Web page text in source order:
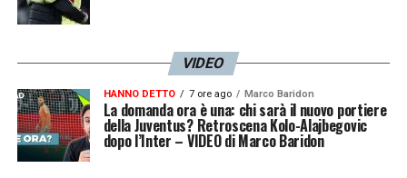
VIDEO
HANNO DETTO 7 ore ago Marco Baridon
La domanda ora è una: chi sarà il nuovo portiere
della Juventus? Retroscena Kolo-Alajbegovic
dopo l’Inter – VIDEO di Marco Baridon